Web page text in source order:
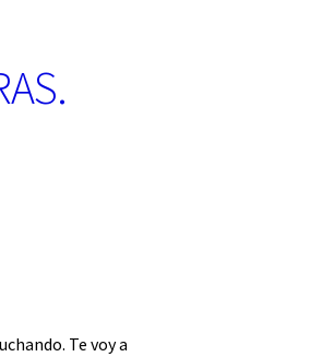
Te voy a